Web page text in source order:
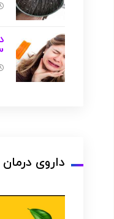
3
داروی